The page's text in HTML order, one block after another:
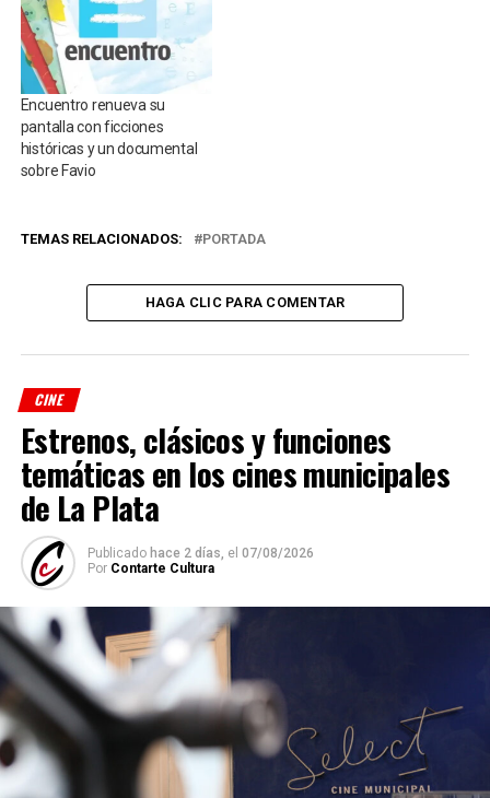
Encuentro renueva su
pantalla con ficciones
históricas y un documental
sobre Favio
TEMAS RELACIONADOS: PORTADA
HAGA CLIC PARA COMENTAR
CINE
Estrenos, clásicos y funciones
temáticas en los cines municipales
de La Plata
Publicado hace 2 días, el 07/08/2026
Por Contarte Cultura